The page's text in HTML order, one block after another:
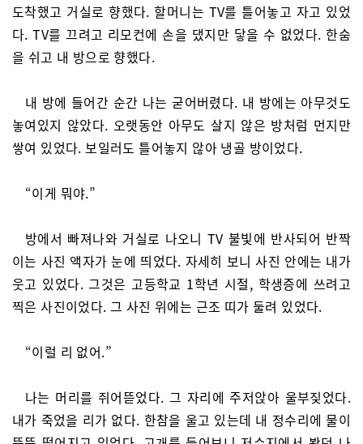
도착했고 거실로 향했다. 할머니는 TV를 틀어놓고 자고 있었
다. TV를 끄려고 리모컨에 손을 댔지만 닿을 수 없었다. 한숨
을 쉬고 내 방으로 향했다.
내 방에 들어간 순간 나는 굳어버렸다. 내 방에는 아무것도
놓여있지 않았다. 오랫동안 아무도 살지 않은 방처럼 먼지만
쌓여 있었다. 보일러도 틀어놓지 않아 냉골 방이었다.
“이게 뭐야.”
방에서 빠져나와 거실로 나오니 TV 불빛에 반사되어 반짝
이는 사진 액자가 눈에 띄었다. 자세히 보니 사진 안에는 내가
웃고 있었다. 그것은 고등학교 1학년 시절, 학생증에 쓰려고
찍은 사진이었다. 그 사진 위에는 근조 띠가 둘려 있었다.
“이럴 리 없어.”
나는 머리를 쥐어뜯었다. 그 자리에 주저앉아 울부짖었다.
내가 죽었을 리가 없다. 한참을 울고 있는데 내 정수리에 물이